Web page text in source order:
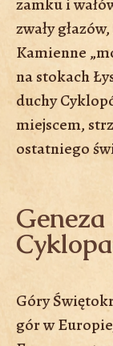
zwały
Kamienne
na stokach
duchy
miejscem,
ostatniego
Góry
gór w